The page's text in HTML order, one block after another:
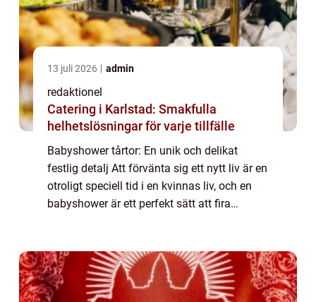
13 juli 2026 admin
redaktionel
Catering i Karlstad: Smakfulla
helhetslösningar för varje tillfälle
Babyshower tårtor: En unik och delikat
festlig detalj Att förvänta sig ett nytt liv är en
otroligt speciell tid i en kvinnas liv, och en
babyshower är ett perfekt sätt att fira